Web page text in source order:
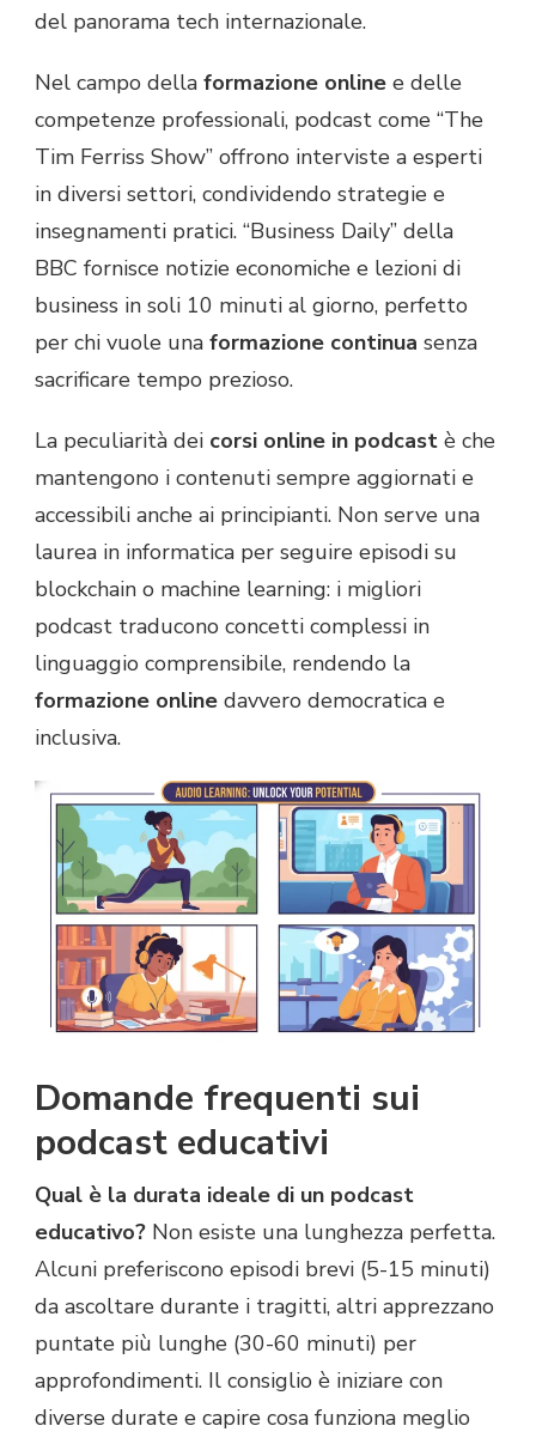
del panorama tech internazionale.
Nel campo della formazione online e delle
competenze professionali, podcast come “The
Tim Ferriss Show” offrono interviste a esperti
in diversi settori, condividendo strategie e
insegnamenti pratici. “Business Daily” della
BBC fornisce notizie economiche e lezioni di
business in soli 10 minuti al giorno, perfetto
per chi vuole una formazione continua senza
sacrificare tempo prezioso.
La peculiarità dei corsi online in podcast è che
mantengono i contenuti sempre aggiornati e
accessibili anche ai principianti. Non serve una
laurea in informatica per seguire episodi su
blockchain o machine learning: i migliori
podcast traducono concetti complessi in
linguaggio comprensibile, rendendo la
formazione online davvero democratica e
inclusiva.
Domande frequenti sui
podcast educativi
Qual è la durata ideale di un podcast
educativo? Non esiste una lunghezza perfetta.
Alcuni preferiscono episodi brevi (5-15 minuti)
da ascoltare durante i tragitti, altri apprezzano
puntate più lunghe (30-60 minuti) per
approfondimenti. Il consiglio è iniziare con
diverse durate e capire cosa funziona meglio